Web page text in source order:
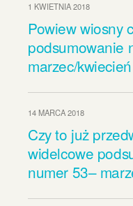
1 KWIETNIA 2018
Powiew wiosny
podsumowanie
marzec/
14 MARCA 2018
Czy to już
widelcowe
numer 53–